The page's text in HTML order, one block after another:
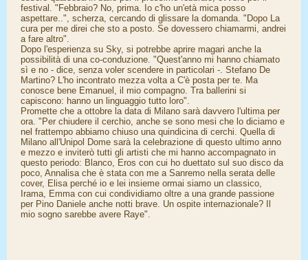
festival. "Febbraio? No, prima. Io c'ho un'età mica posso
aspettare..", scherza, cercando di glissare la domanda. "Dopo La
cura per me direi che sto a posto. Se dovessero chiamarmi, andrei
a fare altro".
Dopo l'esperienza su Sky, si potrebbe aprire magari anche la
possibilità di una co-conduzione. "Quest'anno mi hanno chiamato
sì e no - dice, senza voler scendere in particolari -. Stefano De
Martino? L'ho incontrato mezza volta a C'è posta per te. Ma
conosce bene Emanuel, il mio compagno. Tra ballerini si
capiscono: hanno un linguaggio tutto loro".
Promette che a ottobre la data di Milano sarà davvero l'ultima per
ora. "Per chiudere il cerchio, anche se sono mesi che lo diciamo e
nel frattempo abbiamo chiuso una quindicina di cerchi. Quella di
Milano all'Unipol Dome sarà la celebrazione di questo ultimo anno
e mezzo e inviterò tutti gli artisti che mi hanno accompagnato in
questo periodo: Blanco, Eros con cui ho duettato sul suo disco da
poco, Annalisa che è stata con me a Sanremo nella serata delle
cover, Elisa perché io e lei insieme ormai siamo un classico,
Irama, Emma con cui condividiamo oltre a una grande passione
per Pino Daniele anche notti brave. Un ospite internazionale? Il
mio sogno sarebbe avere Raye".